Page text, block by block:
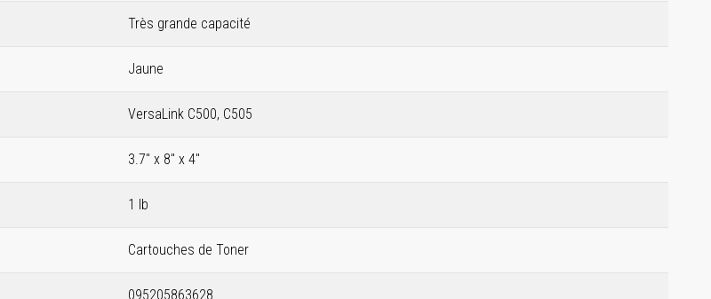
Très grande capacité
Jaune
VersaLink C500, C505
3.7" x 8" x 4"
1 lb
Cartouches de Toner
095205863628